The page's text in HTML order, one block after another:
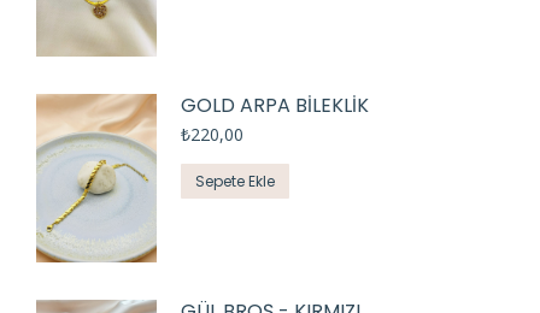
GOLD ARPA BİLEKLİK
₺220,00
Sepete Ekle